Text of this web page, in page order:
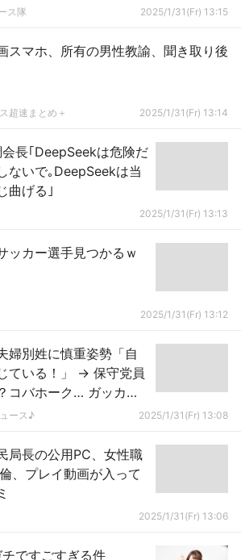
ス隊 2025/1/31(Fr) 13:15
スマホ、所有の男性教諭、聞き取り後
超速まとめ＋ 2025/1/31(Fr) 13:14
長｢DeepSeekは危険だ
ないで｡DeepSeekは当
曲げる｣
2025/1/31(Fr) 13:13
ッカー選手見つかるｗ
2025/1/31(Fr) 13:12
婦別姓に慎重姿勢「自
ている！」 → 保守党員
コバホーク… ガッカリ
ｗｗｗｗｗｗｗｗｗ
ース♪ 2025/1/31(Fr) 13:08
局長の公用PC、女性職
、プレイ動画が入って
2025/1/31(Fr) 13:06
チですごすぎる件